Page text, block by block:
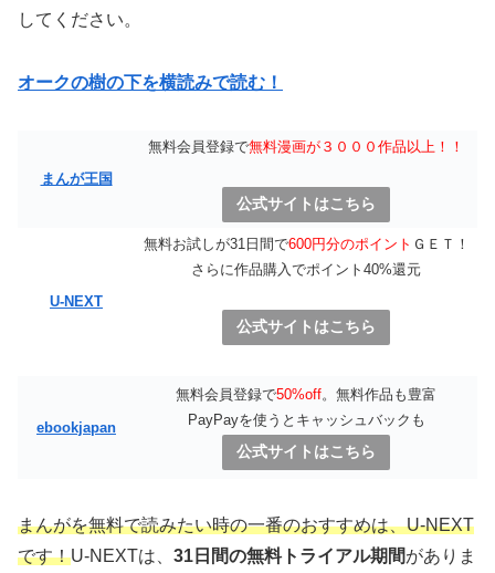
してください。
オークの樹の下を横読みで読む！
まんが王国
無料会員登録で無料漫画が３０００作品以上！！
公式サイトはこちら
U-NEXT
無料お試しが31日間で600円分のポイント ＧＥＴ！
さらに作品購入でポイント40%還元
公式サイトはこちら
ebookjapan
無料会員登録で50%off。無料作品も豊富
PayPayを使うとキャッシュバックも
公式サイトはこちら
まんがを無料で読みたい時の一番のおすすめは、U-NEXT
です！U-NEXTは、 31日間の無料トライアル期間がありま